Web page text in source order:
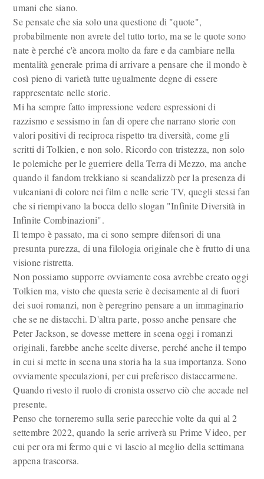
umani che siano.
Se pensate che sia solo una questione di "quote",
probabilmente non avrete del tutto torto, ma se le quote sono
nate è perché c'è ancora molto da fare e da cambiare nella
mentalità generale prima di arrivare a pensare che il mondo è
così pieno di varietà tutte ugualmente degne di essere
rappresentate nelle storie.
Mi ha sempre fatto impressione vedere espressioni di
razzismo e sessismo in fan di opere che narrano storie con
valori positivi di reciproca rispetto tra diversità, come gli
scritti di Tolkien, e non solo. Ricordo con tristezza, non solo
le polemiche per le guerriere della Terra di Mezzo, ma anche
quando il fandom trekkiano si scandalizzò per la presenza di
vulcaniani di colore nei film e nelle serie TV, quegli stessi fan
che si riempivano la bocca dello slogan "Infinite Diversità in
Infinite Combinazioni".
Il tempo è passato, ma ci sono sempre difensori di una
presunta purezza, di una filologia originale che è frutto di una
visione ristretta.
Non possiamo supporre ovviamente cosa avrebbe creato oggi
Tolkien ma, visto che questa serie è decisamente al di fuori
dei suoi romanzi, non è peregrino pensare a un immaginario
che se ne distacchi. D'altra parte, posso anche pensare che
Peter Jackson, se dovesse mettere in scena oggi i romanzi
originali, farebbe anche scelte diverse, perché anche il tempo
in cui si mette in scena una storia ha la sua importanza. Sono
ovviamente speculazioni, per cui preferisco distaccarmene.
Quando rivesto il ruolo di cronista osservo ciò che accade nel
presente.
Penso che torneremo sulla serie parecchie volte da qui al 2
settembre 2022, quando la serie arriverà su Prime Video, per
cui per ora mi fermo qui e vi lascio al meglio della settimana
appena trascorsa.